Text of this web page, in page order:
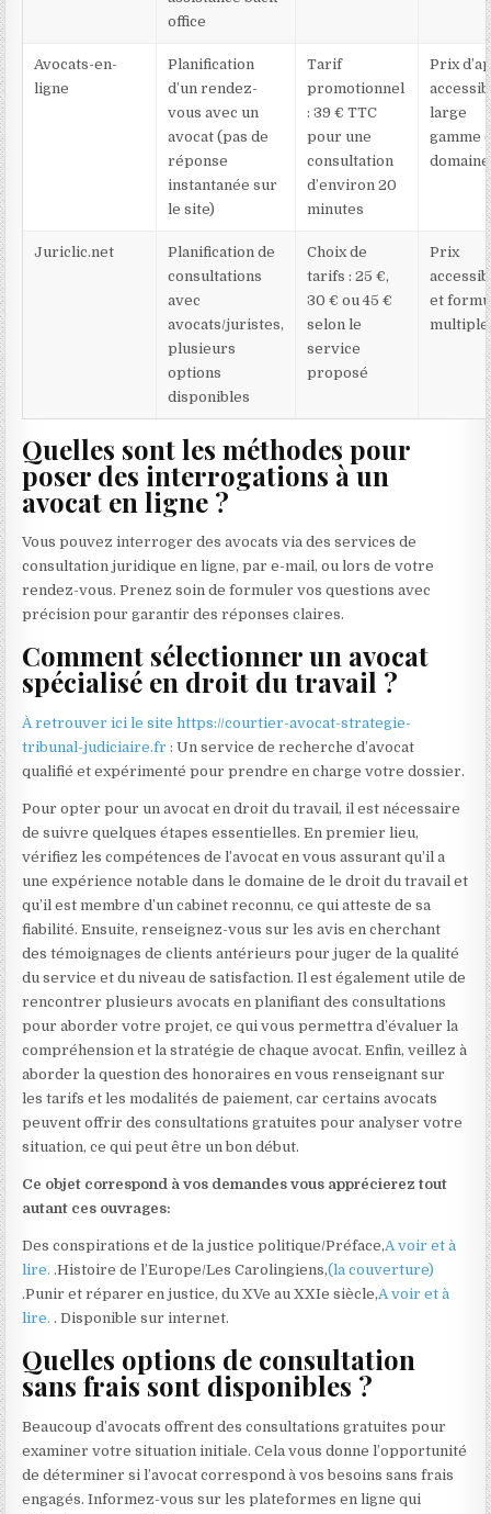
office
Avocats-en-
ligne
Planification
d’un rendez-
vous avec un
avocat (pas de
réponse
instantanée sur
le site)
Tarif
promotionnel
: 39 € TTC
pour une
consultation
d’environ 20
minutes
Prix
large
gamme
Juriclic.net
Planification de
consultations
avec
avocats/juristes,
plusieurs
options
disponibles
Choix de
tarifs : 25 €,
30 € ou 45 €
selon le
service
proposé
Prix
et
Quelles sont les méthodes pour
poser des interrogations à un
avocat en ligne ?
Vous pouvez interroger des avocats via des services de
consultation juridique en ligne, par e-mail, ou lors de votre
rendez-vous. Prenez soin de formuler vos questions avec
précision pour garantir des réponses claires.
Comment sélectionner un avocat
spécialisé en droit du travail ?
À retrouver ici le site https://courtier-avocat-strategie-
tribunal-judiciaire.fr : Un service de recherche d’avocat
qualifié et expérimenté pour prendre en charge votre dossier.
Pour opter pour un avocat en droit du travail, il est nécessaire
de suivre quelques étapes essentielles. En premier lieu,
vérifiez les compétences de l’avocat en vous assurant qu’il a
une expérience notable dans le domaine de le droit du travail et
qu’il est membre d’un cabinet reconnu, ce qui atteste de sa
fiabilité. Ensuite, renseignez-vous sur les avis en cherchant
des témoignages de clients antérieurs pour juger de la qualité
du service et du niveau de satisfaction. Il est également utile de
rencontrer plusieurs avocats en planifiant des consultations
pour aborder votre projet, ce qui vous permettra d’évaluer la
compréhension et la stratégie de chaque avocat. Enfin, veillez à
aborder la question des honoraires en vous renseignant sur
les tarifs et les modalités de paiement, car certains avocats
peuvent offrir des consultations gratuites pour analyser votre
situation, ce qui peut être un bon début.
Ce objet correspond à vos demandes vous apprécierez tout
autant ces ouvrages:
Des conspirations et de la justice politique/Préface,A voir et à
lire. .Histoire de l’Europe/Les Carolingiens,(la couverture)
.Punir et réparer en justice, du XVe au XXIe siècle,A voir et à
lire. . Disponible sur internet.
Quelles options de consultation
sans frais sont disponibles ?
Beaucoup d’avocats offrent des consultations gratuites pour
examiner votre situation initiale. Cela vous donne l’opportunité
de déterminer si l’avocat correspond à vos besoins sans frais
engagés. Informez-vous sur les plateformes en ligne qui